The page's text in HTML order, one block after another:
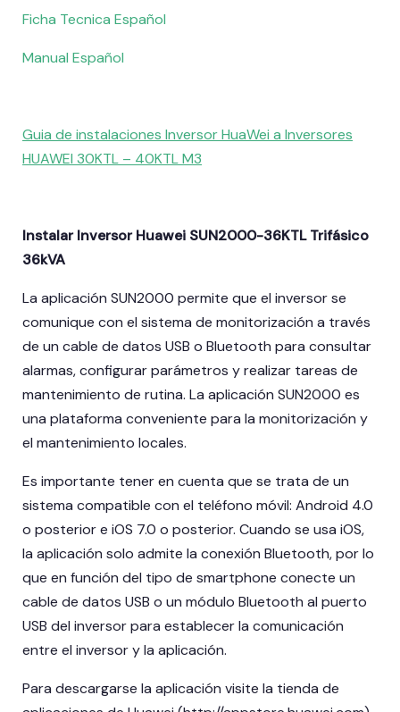
Ficha Tecnica Español
Manual Español
Guia de instalaciones Inversor HuaWei a Inversores
HUAWEI 30KTL – 40KTL M3
Instalar Inversor Huawei SUN2000-36KTL Trifásico
36kVA
La aplicación SUN2000 permite que el inversor se
comunique con el sistema de monitorización a través
de un cable de datos USB o Bluetooth para consultar
alarmas, configurar parámetros y realizar tareas de
mantenimiento de rutina. La aplicación SUN2000 es
una plataforma conveniente para la monitorización y
el mantenimiento locales.
Es importante tener en cuenta que se trata de un
sistema compatible con el teléfono móvil: Android 4.0
o posterior e iOS 7.0 o posterior. Cuando se usa iOS,
la aplicación solo admite la conexión Bluetooth, por lo
que en función del tipo de smartphone conecte un
cable de datos USB o un módulo Bluetooth al puerto
USB del inversor para establecer la comunicación
entre el inversor y la aplicación.
Para descargarse la aplicación visite la tienda de